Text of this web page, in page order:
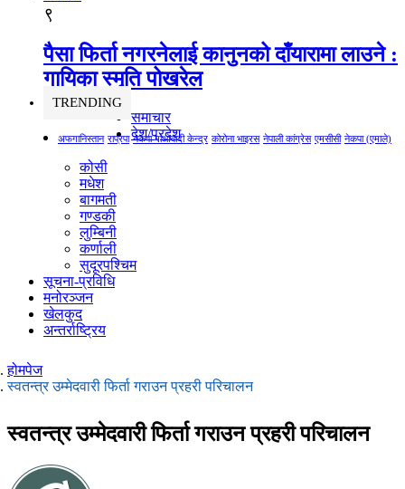
९
पैसा फिर्ता नगरनेलाई कानुनको दाँयारामा लाउने :
गायिका स्‍मृति पोखरेल
TRENDING
अफगानिस्तान राप्रपा नेकपा माओवादी केन्द्र कोरोना भाइरस नेपाली कांग्रेस एमसीसी नेकपा (एमाले)
समाचार
देश/प्रदेश
कोसी
मधेश
बागमती
गण्डकी
लुम्बिनी
कर्णाली
सुदूरपश्चिम
सूचना-प्रविधि
मनोरञ्जन
खेलकुद
अन्तर्राष्ट्रिय
होमपेज
स्वतन्त्र उम्मेदवारी फिर्ता गराउन प्रहरी परिचालन
स्वतन्त्र उम्मेदवारी फिर्ता गराउन प्रहरी परिचालन